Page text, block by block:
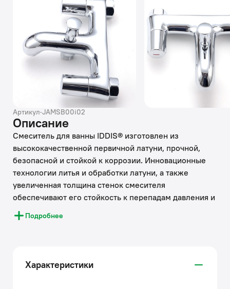
Артикул·JAMSB00i02
Описание
Смеситель для ванны IDDIS® изготовлен из
высококачественной первичной латуни, прочной,
безопасной и стойкой к коррозии. Инновационные
технологии литья и обработки латуни, а также
увеличенная толщина стенок смесителя
обеспечивают его стойкость к перепадам давления и
температур.
Увеличенное никель-хромовое покрытие полностью
течение всего срока службы изделия.
Благодаря гладкой внутренней поверхности
Подробнее
Характеристики